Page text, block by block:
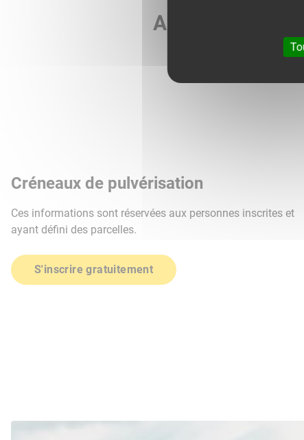
Agri météo
Créneaux de pulvérisation
Ces informations sont réservées aux personnes inscrites et
ayant défini des parcelles.
S'inscrire gratuitement